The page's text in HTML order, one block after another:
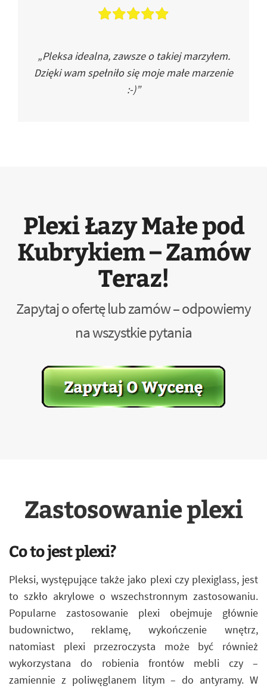
„Pleksa idealna, zawsze o takiej marzyłem.
Dzięki wam spełniło się moje małe marzenie
:-)”
Plexi Łazy Małe pod
Kubrykiem – Zamów
Teraz!
Zapytaj o ofertę lub zamów – odpowiemy
na wszystkie pytania
Zastosowanie plexi
Co to jest plexi?
Pleksi, występujące także jako plexi czy plexiglass, jest
to szkło akrylowe o wszechstronnym zastosowaniu.
Popularne zastosowanie plexi obejmuje głównie
budownictwo, reklamę, wykończenie wnętrz,
natomiast plexi przezroczysta może być również
wykorzystana do robienia frontów mebli czy –
zamiennie z poliwęglanem litym – do antyramy. W